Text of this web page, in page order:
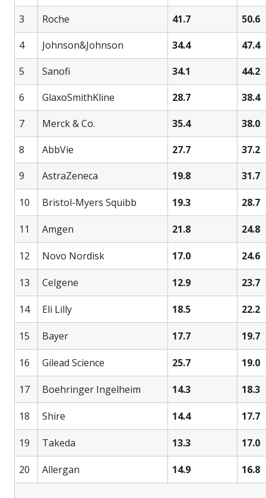
3
Roche 41.7
50.6
4
Johnson&Johnson 34.4
47.4
5
Sanofi 34.1
44.2
6
GlaxoSmithKline 28.7
38.4
7
Merck & Co. 35.4
38.0
8
AbbVie 27.7
37.2
9
AstraZeneca 19.8 31.7
10 Bristol-Myers Squibb 19.3 28.7
11 Amgen 21.8 24.8
12 Novo Nordisk 17.0 24.6
13 Celgene 12.9 23.7
14 Eli Lilly 18.5 22.2
15 Bayer 17.7 19.7
16 Gilead Science 25.7 19.0
17 Boehringer Ingelheim 14.3 18.3
18 Shire 14.4 17.7
19 Takeda 13.3 17.0
20 Allergan 14.9 16.8